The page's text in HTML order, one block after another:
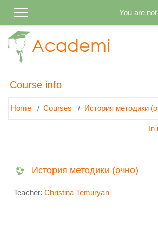
You are
Course info
Home Courses История методики
История методики (очно)
Teacher: Christina Temuryan